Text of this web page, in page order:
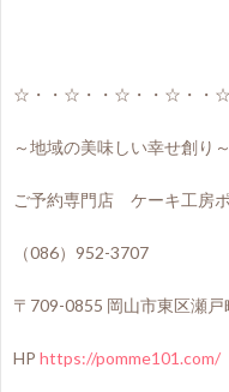
☆・・☆・・☆・・☆・・
～地域の美味しい幸せ創
ご予約専門店 ケーキ工房
（086）952-3707
〒709-0855 岡山市東区瀬戸
HP https://pomme101.com/